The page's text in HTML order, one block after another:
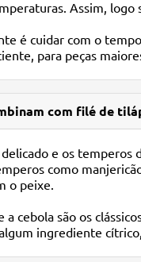
Assim,
é cuidar com o
para peças
com filé de
e os temperos
como
o peixe.
a cebola são os
ingrediente